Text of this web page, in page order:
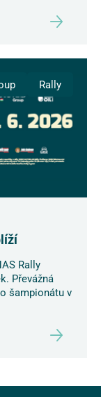
Rally
Rally
Převážná
šampionátu v